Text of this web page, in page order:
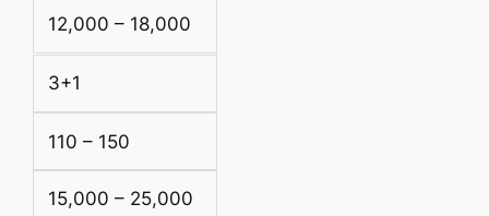
12,000 – 18,000
3+1
110 – 150
15,000 – 25,000